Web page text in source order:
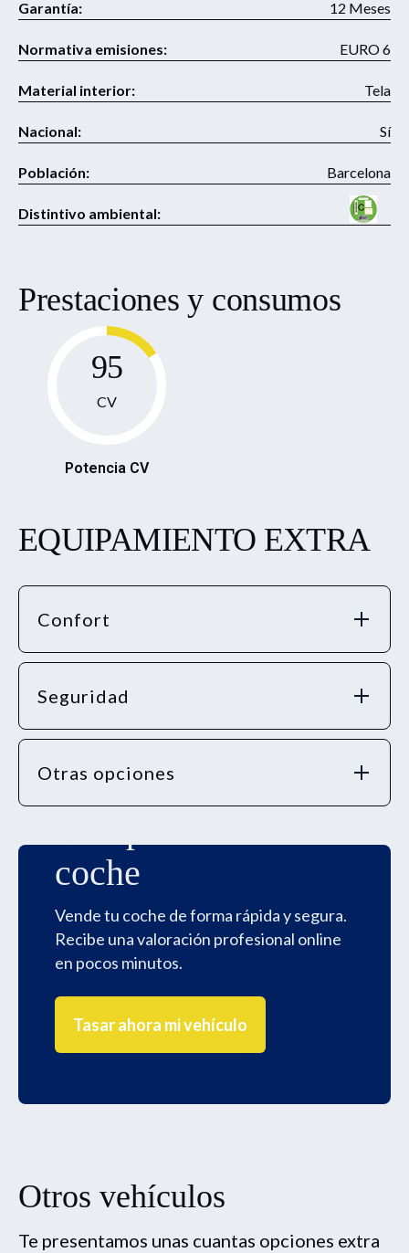
Garantía: 12 Meses
Normativa emisiones: EURO 6
Material interior: Tela
Nacional: Sí
Población: Barcelona
Distintivo ambiental:
Prestaciones y consumos
95
CV
Potencia CV
EQUIPAMIENTO EXTRA
Confort
Seguridad
Otras opciones
coche
Vende tu coche de forma rápida y segura.
Recibe una valoración profesional online
en pocos minutos.
Tasar ahora mi vehículo
Otros vehículos
Te presentamos unas cuantas opciones extra